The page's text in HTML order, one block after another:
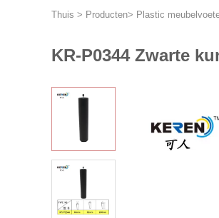
Thuis > Producten> Plastic
KR-P0344 Zwarte